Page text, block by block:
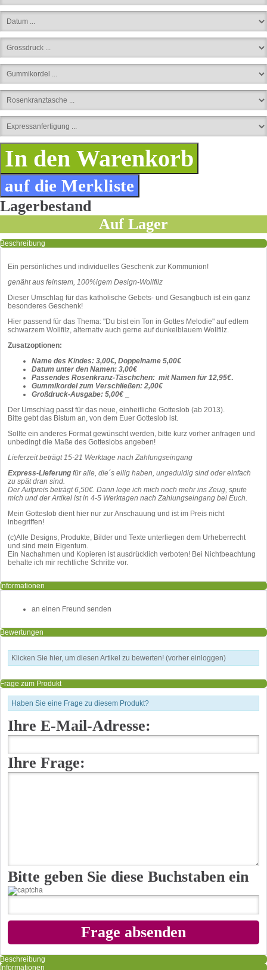
Lagerbestand
Auf Lager
Beschreibung
Ein persönliches und individuelles Geschenk zur Kommunion!
genäht aus feinstem, 100%igem Design-Wollfilz
Dieser Umschlag für das katholische Gebets- und Gesangbuch ist ein ganz
besonderes Geschenk!
Hier passend für das Thema: "Du bist ein Ton in Gottes Melodie" auf edlem
schwarzem Wollfilz, alternativ auch gerne auf dunkelblauem Wollfilz.
Zusatzoptionen:
Name des Kindes: 3,00€, Doppelname 5,00€
Datum unter den Namen: 3,00€
Passendes Rosenkranz-Täschchen: mit Namen für 12,95€.
Gummikordel zum Verschließen: 2,00€
Großdruck-Ausgabe: 5,00€
Der Umschlag passt für das neue, einheitliche Gotteslob (ab 2013).
Bitte gebt das Bistum an, von dem Euer Gotteslob ist.
Sollte ein anderes Format gewünscht werden, bitte kurz vorher anfragen und
unbedingt die Maße des Gotteslobs angeben!
Lieferzeit beträgt 15-21 Werktage nach Zahlungseingang
Express-Lieferung für alle, die´s eilig haben, ungeduldig sind oder einfach
zu spät dran sind.
Der Aufpreis beträgt 6,50€. Dann lege ich mich noch mehr ins Zeug, spute
mich und der Artikel ist in 4-5 Werktagen nach Zahlungseingang bei Euch.
Mein Gotteslob dient hier nur zur Anschauung und ist im Preis nicht
inbegriffen!
(c)Alle Designs, Produkte, Bilder und Texte unterliegen dem Urheberrecht
und sind mein Eigentum.
Ein Nachahmen und Kopieren ist ausdrücklich verboten! Bei Nichtbeachtung
behalte ich mir rechtliche Schritte vor.
Informationen
an einen Freund senden
Bewertungen
Klicken Sie hier, um diesen Artikel zu bewerten! (vorher einloggen)
Frage zum Produkt
Haben Sie eine Frage zu diesem Produkt?
Ihre E-Mail-Adresse:
Ihre Frage:
Bitte geben Sie diese Buchstaben ein
Beschreibung
Informationen